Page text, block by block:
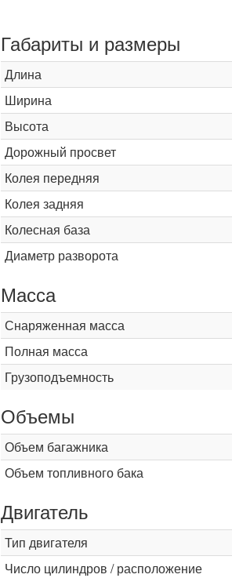
Габариты и размеры
Длина
Ширина
Высота
Дорожный просвет
Колея передняя
Колея задняя
Колесная база
Диаметр разворота
Масса
Снаряженная масса
Полная масса
Грузоподъемность
Объемы
Объем багажника
Объем топливного бака
Двигатель
Тип двигателя
Число цилиндров / расположение